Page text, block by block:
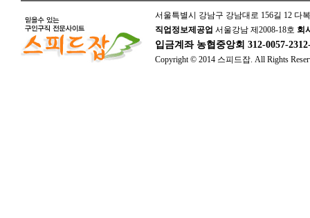
서울특별시 강남구 강남대로 156길 12 다
직업정보제공업 서울강남 제2008-18호 회
입금계좌 농협중앙회 312-0057-
Copyright © 2014 스피드잡. All Rights